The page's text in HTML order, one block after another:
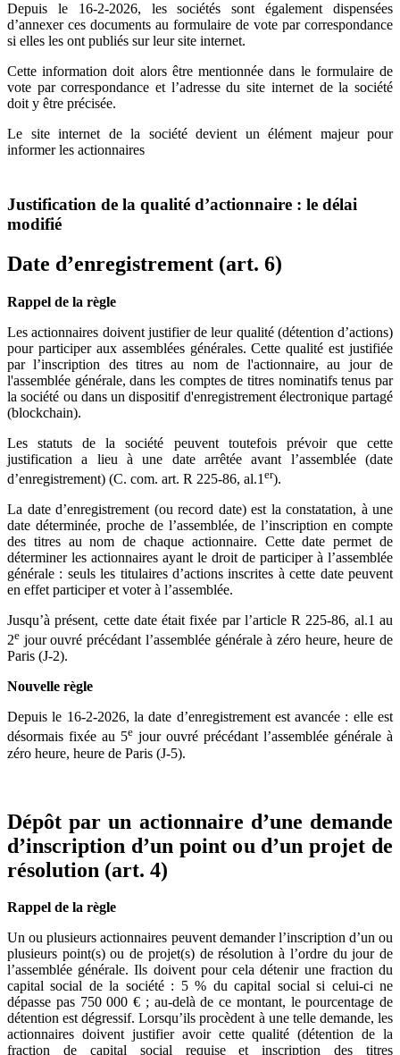
Depuis le 16-2-2026, les sociétés sont également dispensées
d’annexer ces documents au formulaire de vote par correspondance
si elles les ont publiés sur leur site internet.
Cette information doit alors être mentionnée dans le formulaire de
vote par correspondance et l’adresse du site internet de la société
doit y être précisée.
Le site internet de la société devient un élément majeur pour
informer les actionnaires
Justification de la qualité d’actionnaire : le délai
modifié
Date d’enregistrement (art. 6)
Rappel de la règle
Les actionnaires doivent justifier de leur qualité (détention d’actions)
pour participer aux assemblées générales. Cette qualité est justifiée
par l’inscription des titres au nom de l'actionnaire, au jour de
l'assemblée générale, dans les comptes de titres nominatifs tenus par
la société ou dans un dispositif d'enregistrement électronique partagé
(blockchain).
Les statuts de la société peuvent toutefois prévoir que cette
justification a lieu à une date arrêtée avant l’assemblée (date
d’enregistrement) (C. com. art. R 225-86, al.1 er).
La date d’enregistrement (ou record date) est la constatation, à une
date déterminée, proche de l’assemblée, de l’inscription en compte
des titres au nom de chaque actionnaire. Cette date permet de
déterminer les actionnaires ayant le droit de participer à l’assemblée
générale : seuls les titulaires d’actions inscrites à cette date peuvent
en effet participer et voter à l’assemblée.
Jusqu’à présent, cette date était fixée par l’article R 225-86, al.1 au
2e jour ouvré précédant l’assemblée générale à zéro heure, heure de
Paris (J-2).
Nouvelle règle
Depuis le 16-2-2026, la date d’enregistrement est avancée : elle est
désormais fixée au 5e jour ouvré précédant l’assemblée générale à
zéro heure, heure de Paris (J-5).
Dépôt par un actionnaire d’une demande
d’inscription d’un point ou d’un projet de
résolution (art. 4)
Rappel de la règle
Un ou plusieurs actionnaires peuvent demander l’inscription d’un ou
plusieurs point(s) ou de projet(s) de résolution à l’ordre du jour de
l’assemblée générale. Ils doivent pour cela détenir une fraction du
capital social de la société : 5 % du capital social si celui-ci ne
dépasse pas 750 000 € ; au-delà de ce montant, le pourcentage de
détention est dégressif. Lorsqu’ils procèdent à une telle demande, les
action­naires doivent justifier avoir cette qualité (détention de la
fraction de capital social requise et inscription des titres